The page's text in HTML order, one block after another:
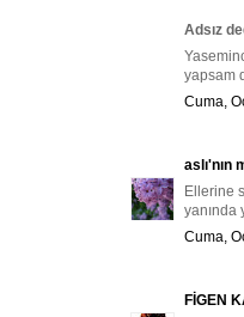
Adsız
yapsam
Cuma,
aslı'nın
Ellerine
yanında
Cuma,
FİGEN